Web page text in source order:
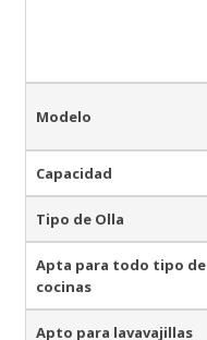
Modelo
Capacidad
Tipo de Olla
Apta para todo tipo de
cocinas
Apto para lavavajillas